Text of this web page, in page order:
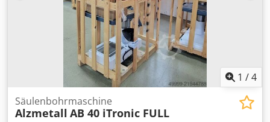
1 /4
Säulenbohrmaschine
Alzmetall AB 40 iTronic FULL